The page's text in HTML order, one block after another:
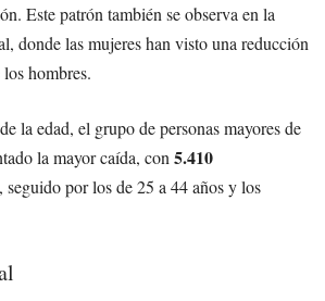
Este patrón también se observa en la
donde las mujeres han visto una reducción
hombres.
la edad, el grupo de personas mayores de
la mayor caída, con 5.410
seguido por los de 25 a 44 años y los